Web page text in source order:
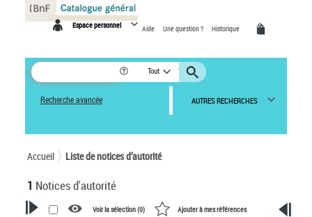
Espace personnel Aide Une question ? Historique
Tout
Recherche avancée AUTRES RECHERCHES
Accueil Liste de notices d’autorité
1 Notices d'autorité
Voir la sélection (0) Ajouter à mes références
Panneau de gestion des cookies